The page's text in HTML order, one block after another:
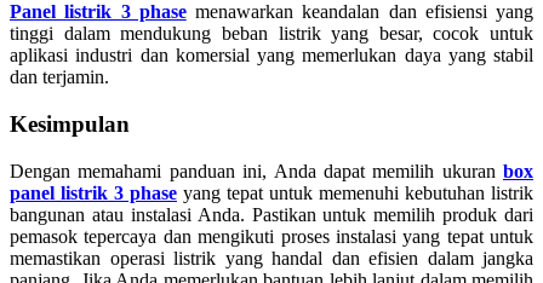
Panel listrik 3 phasemenawarkan keandalan dan efisiensi yang
tinggi dalam mendukung beban listrik yang besar, cocok untuk
aplikasi industri dan komersial yang memerlukan daya yang stabil
dan terjamin.
Kesimpulan
Dengan memahami panduan ini, Anda dapat memilih ukuran box
panel listrik 3 phase yang tepat untuk memenuhi kebutuhan listrik
bangunan atau instalasi Anda. Pastikan untuk memilih produk dari
pemasok tepercaya dan mengikuti proses instalasi yang tepat untuk
memastikan operasi listrik yang handal dan efisien dalam jangka